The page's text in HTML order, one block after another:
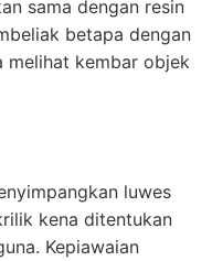
sama dengan resin
betapa dengan
melihat kembar objek
luwes
kena ditentukan
Kepiawaian